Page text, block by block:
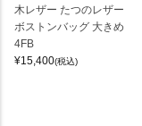
木レザー たつのレザー
ボストンバッグ 大きめ
4FB
¥15,400(税込)